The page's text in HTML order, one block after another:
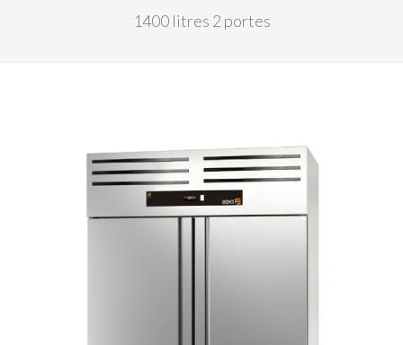
1400 litres 2 portes